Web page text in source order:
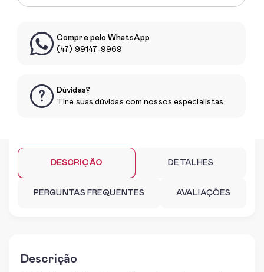
Compre pelo WhatsApp
(47) 99147-9969
Dúvidas?
Tire suas dúvidas com nossos especialistas
DESCRIÇÃO DETALHES
PERGUNTAS FREQUENTES AVALIAÇÕES
Descrição